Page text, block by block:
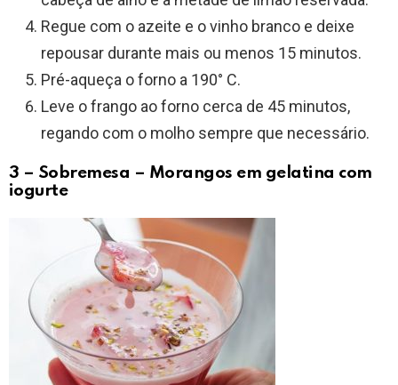
Regue com o azeite e o vinho branco e deixe
repousar durante mais ou menos 15 minutos.
Pré-aqueça o forno a 190° C.
Leve o frango ao forno cerca de 45 minutos,
regando com o molho sempre que necessário.
3 – Sobremesa – Morangos em gelatina com
iogurte